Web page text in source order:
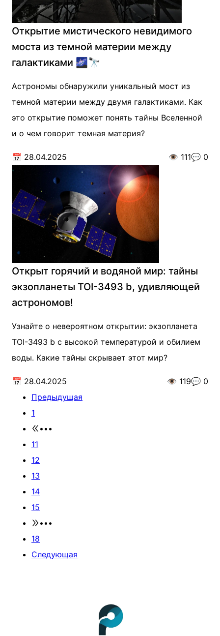
Открытие мистического невидимого
моста из темной материи между
галактиками 🌌🔭
Астрономы обнаружили уникальный мост из
темной материи между двумя галактиками. Как
это открытие поможет понять тайны Вселенной
и о чем говорит темная материя?
📅 28.04.2025 👁️ 111💬 0
Открыт горячий и водяной мир: тайны
экзопланеты TOI-3493 b, удивляющей
астрономов!
Узнайте о невероятном открытии: экзопланета
TOI-3493 b с высокой температурой и обилием
воды. Какие тайны скрывает этот мир?
📅 28.04.2025 👁️ 119💬 0
Предыдущая
1
•••
11
12
13
14
15
•••
18
Следующая